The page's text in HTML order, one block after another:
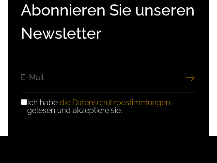
Abonnieren Sie unseren
Newsletter
MAIL
DSGVO-
EINWILLIGUNG
Ich habe die Datenschutzbestimmungen
gelesen und akzeptiere sie.